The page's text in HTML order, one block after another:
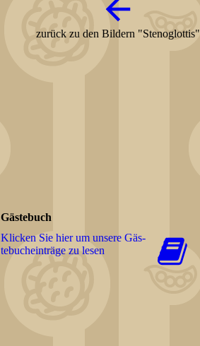
zurück zu den Bildern "Stenoglottis"
Gästebuch
Klicken Sie hier um unsere Gäs­
te­buch­ein­trä­ge zu lesen